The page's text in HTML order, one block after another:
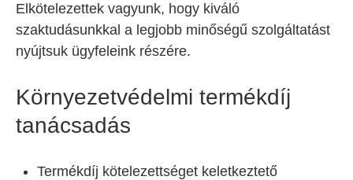
Elkötelezettek vagyunk, hogy kiváló
szaktudásunkkal a legjobb minőségű szolgáltatást
nyújtsuk ügyfeleink részére.
Környezetvédelmi termékdíj
tanácsadás
Termékdíj kötelezettséget keletkeztető